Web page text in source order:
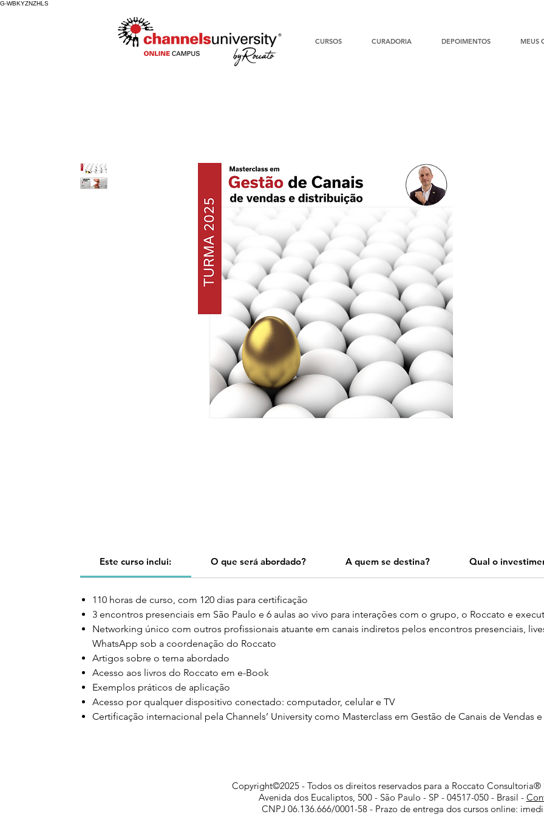
G-WBKYZNZHLS
CURSOS CURADORIA DEPOIMENTOS MEUS
Este curso inclui: O que será abordado? A quem se destina? Qual o
110 horas de curso, com 120 dias para certificação
3 encontros presenciais em São Paulo e 6 aulas ao vivo para interações com o grupo, o Roccato e
Networking único com outros profissionais atuante em canais indiretos pelos encontros presenciais,
WhatsApp sob a coordenação do Roccato
Artigos sobre o tema abordado
Acesso aos livros do Roccato em e-Book
Exemplos práticos de aplicação
Acesso por qualquer dispositivo conectado: computador, celular e TV
Certificação internacional pela Channels’ University como Masterclass em Gestão de Canais de Vendas
Copyright©2025 - Todos os direitos reservados para a Roccato Consultoria®
Avenida dos Eucaliptos, 500 - São Paulo - SP - 04517-050 - Brasil -
CNPJ 06.136.666/0001-58 - Prazo de entrega dos cursos online: